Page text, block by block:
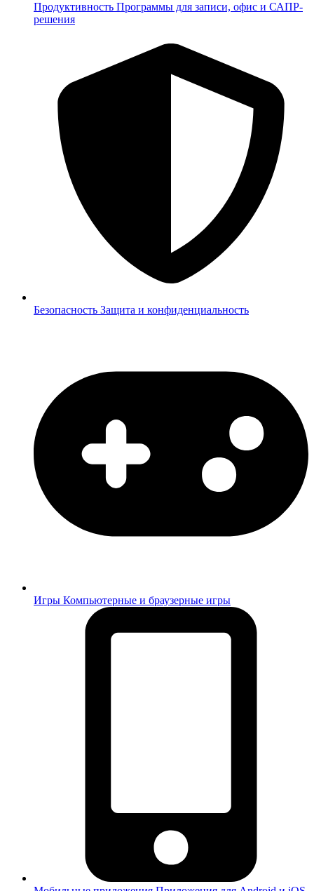
Продуктивность Программы для записи, офис и САПР-
решения
Безопасность Защита и конфиденциальность
Игры Компьютерные и браузерные игры